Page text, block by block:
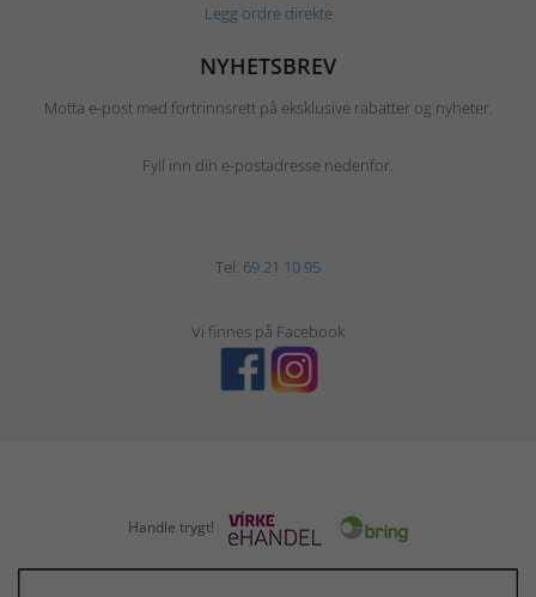
Legg ordre direkte
NYHETSBREV
Motta e-post med fortrinnsrett på eksklusive rabatter og nyheter.
Fyll inn din e-postadresse nedenfor.
Tel: 69 21 10 95
Vi finnes på Facebook
Handle trygt!